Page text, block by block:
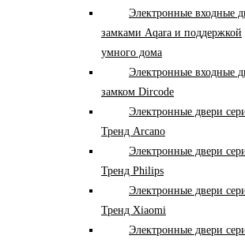
Электронные входные
замками Aqara и поддержкой
умного дома
Электронные входные
замком Dircode
Электронные двери
Тренд Arcano
Электронные двери
Тренд Philips
Электронные двери
Тренд Xiaomi
Электронные двери